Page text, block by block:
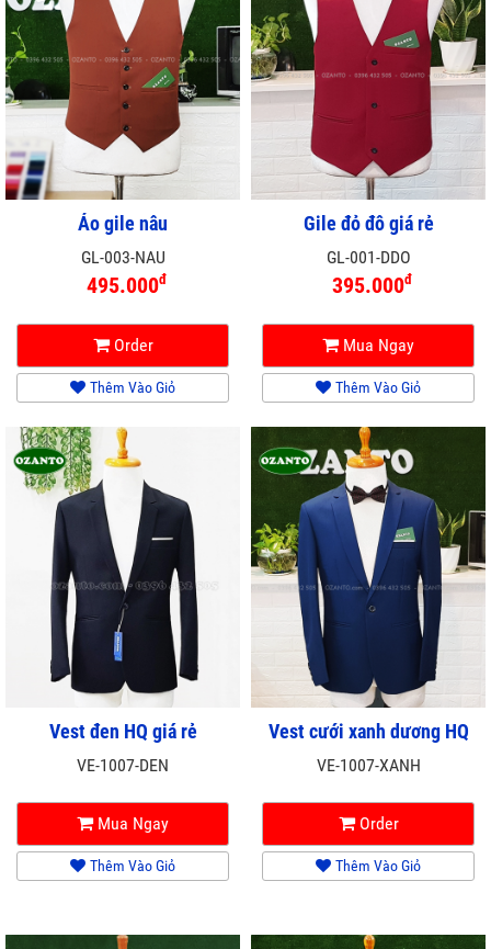
Áo gile nâu
GL-003-NAU
495.000đ
Order
Thêm Vào Giỏ
Gile đỏ đô giá rẻ
GL-001-DDO
395.000đ
Mua Ngay
Thêm Vào Giỏ
Vest đen HQ giá rẻ
VE-1007-DEN
Mua Ngay
Thêm Vào Giỏ
Vest cưới xanh dương HQ
VE-1007-XANH
Order
Thêm Vào Giỏ